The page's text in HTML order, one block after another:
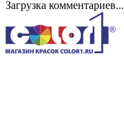
Загрузка комментариев...